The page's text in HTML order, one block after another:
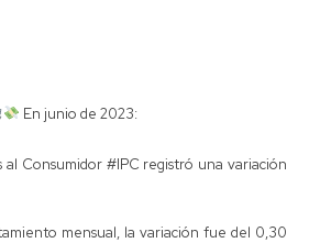
En junio de 2023:
al Consumidor #IPC registró una variación
mensual, la variación fue del 0,30